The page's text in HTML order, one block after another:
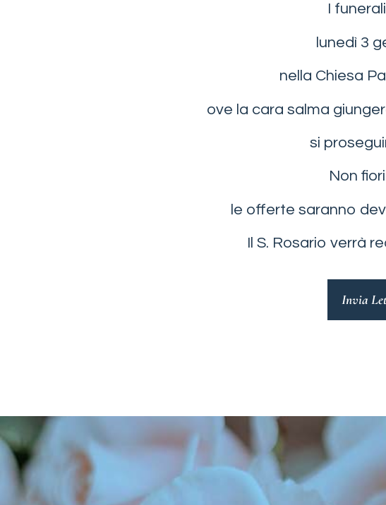
I
lunedì 3
nella Chiesa
ove la cara salma
si
Non
le offerte saranno
Il S. Rosario verrà
Invia